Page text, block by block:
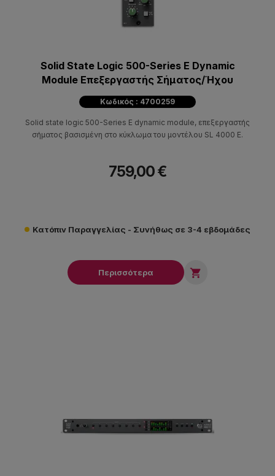
Solid State Logic 500-Series E Dynamic
Module Επεξεργαστής Σήματος/Ήχου
Κωδικός : 4700259
Solid state logic 500-Series E dynamic module, επεξεργαστής
σήματος βασισμένη στο κύκλωμα του μοντέλου SL 4000 E.
759,00 €
Κατόπιν Παραγγελίας - Συνήθως σε 3-4 εβδομάδες
Περισσότερα 